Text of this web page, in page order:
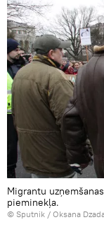
Migrantu
pieminekļa.
© Sputnik / Oksana